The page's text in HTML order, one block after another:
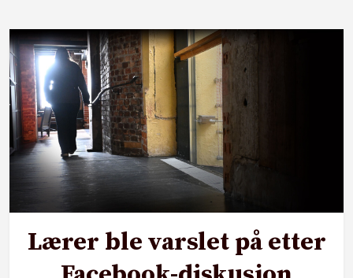
Lærer ble varslet på etter